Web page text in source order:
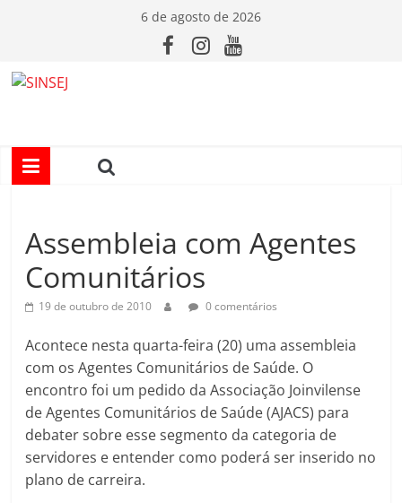
conteúdo
6 de agosto de 2026
I
S
E
Assembleia com Agentes
Comunitários
19 de outubro de 2010 0 comentários
Acontece nesta quarta-feira (20) uma assembleia
com os Agentes Comunitários de Saúde. O
encontro foi um pedido da Associação Joinvilense
de Agentes Comunitários de Saúde (AJACS) para
debater sobre esse segmento da categoria de
servidores e entender como poderá ser inserido no
plano de carreira.